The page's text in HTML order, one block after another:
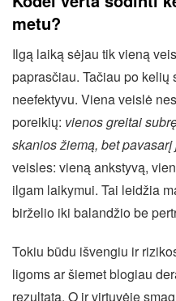
metu?
Ilgą laiką sėjau tik vieną
paprasčiau. Tačiau po kelių
neefektyvu. Viena veislė
poreikių: vienos greitai
skanios žiemą, bet pavasarį
veisles: vieną ankstyvą,
ilgam laikymui. Tai leidžia
birželio iki balandžio be
Tokiu būdu išvengiu ir
ligoms ar šiemet blogiau
rezultatą. O ir virtuvėje